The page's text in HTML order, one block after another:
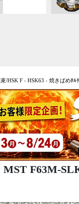
/HSK F › HSK63 › 焼きばめﾎﾙ
F63M-